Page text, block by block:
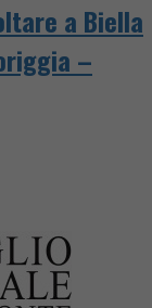
a Biella
–